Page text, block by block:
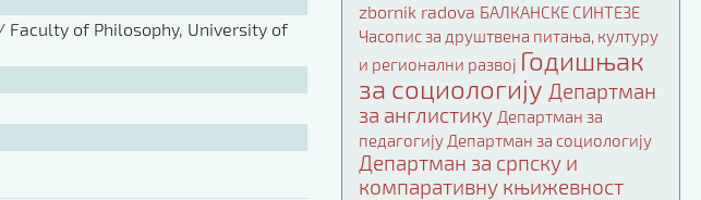
Faculty of Philosophy, University of
zbornik radova БАЛКАНСКЕ СИНТЕЗЕ
Часопис за друштвена питања, културу
и регионални развој Годишњак
за социологију Департман
за англистику Департман за
педагогију Департман за социологију
Департман за српску и
компаративну књижевност